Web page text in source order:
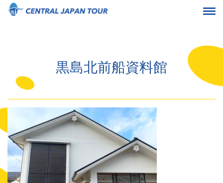
黒島北前船資料館